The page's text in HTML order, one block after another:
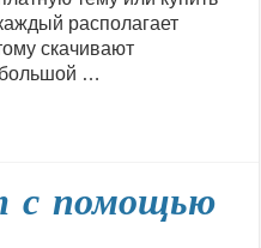
располагает
скачивают
…
с помощью